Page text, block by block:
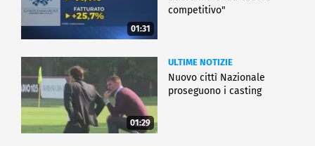
01:31
competitivo"
01:29
ULTIME NOTIZIE
Nuovo cittì Nazionale
proseguono i casting